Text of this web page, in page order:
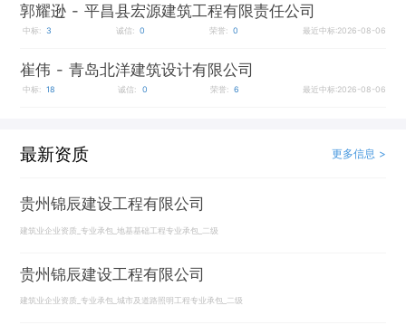
郭耀逊 - 平昌县宏源建筑工程有限责任公司
中标: 3 诚信: 0 荣誉: 0 最近中标:2026-08-06
崔伟 - 青岛北洋建筑设计有限公司
中标: 18 诚信: 0 荣誉: 6 最近中标:2026-08-06
最新资质 更多信息 >
贵州锦辰建设工程有限公司
建筑业企业资质_专业承包_地基基础工程专业承包_二级
贵州锦辰建设工程有限公司
建筑业企业资质_专业承包_城市及道路照明工程专业承包_二级